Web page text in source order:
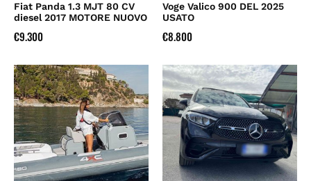
Fiat Panda 1.3 MJT 80 CV
diesel 2017 MOTORE NUOVO
€9.300
Voge Valico 900 DEL 2025
USATO
€8.800